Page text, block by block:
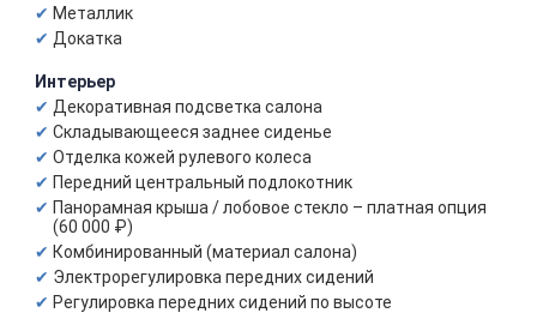
Металлик
Докатка
Интерьер
Декоративная подсветка салона
Складывающееся заднее сиденье
Отделка кожей рулевого колеса
Передний центральный подлокотник
Панорамная крыша / лобовое стекло – платная опция
(60 000 ₽)
Комбинированный (материал салона)
Электрорегулировка передних сидений
Регулировка передних сидений по высоте